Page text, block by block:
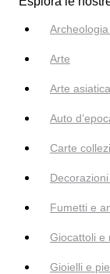
Arte
Arte
Auto
Carte
Fumetti e
Giocattoli e
Gioielli e